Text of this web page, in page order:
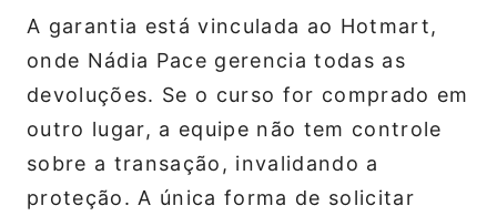
A garantia está vinculada ao Hotmart,
onde Nádia Pace gerencia todas as
devoluções. Se o curso for comprado em
outro lugar, a equipe não tem controle
sobre a transação, invalidando a
proteção. A única forma de solicitar